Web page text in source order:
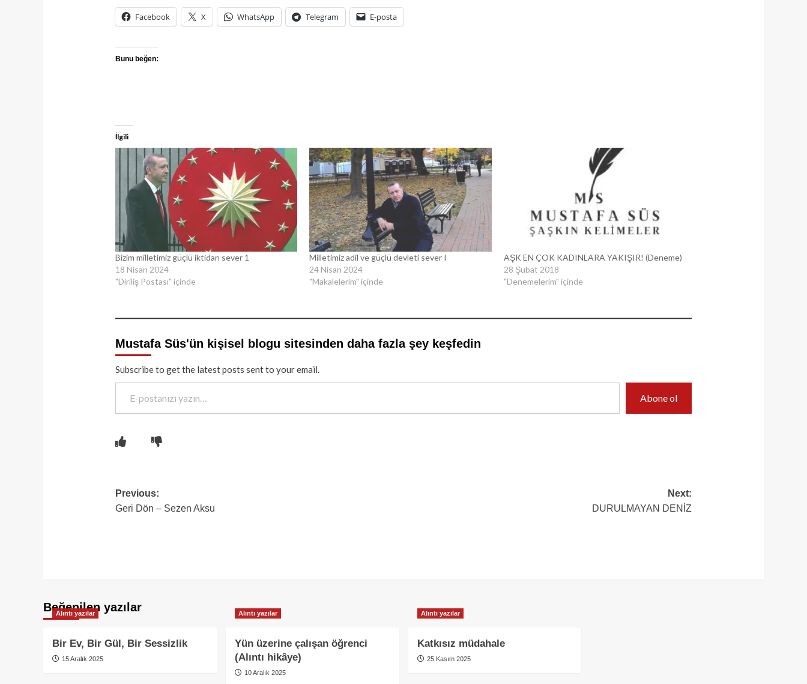
Facebook X WhatsApp Telegram E-posta
Bunu beğen:
İlgili
Bizim milletimiz güçlü iktidarı sever 1
18 Nisan 2024
"Diriliş Postası" içinde
Milletimiz adil ve güçlü devleti sever I
24 Nisan 2024
"Makalelerim" içinde
AŞK EN ÇOK KADINLARA YAKIŞIR! (Deneme)
28 Şubat 2018
"Denemelerim" içinde
Mustafa Süs'ün kişisel blogu sitesinden daha fazla şey keşfedin
Subscribe to get the latest posts sent to your email.
E-postanızı yazın…
Abone ol
Post
navigation
Previous:
Geri Dön – Sezen Aksu
Next:
DURULMAYAN DENİZ
Beğenilen yazılar
Alıntı yazılar
Bir Ev, Bir Gül, Bir Sessizlik
15 Aralık 2025
Alıntı yazılar
Yün üzerine çalışan öğrenci
(Alıntı hikâye)
10 Aralık 2025
Alıntı yazılar
Katkısız müdahale
25 Kasım 2025